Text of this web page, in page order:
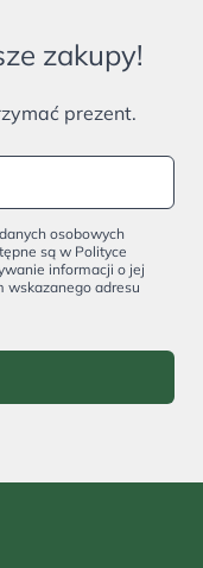
zakupy!
prezent.
osobowych
są w Polityce
informacji o jej
wskazanego adresu